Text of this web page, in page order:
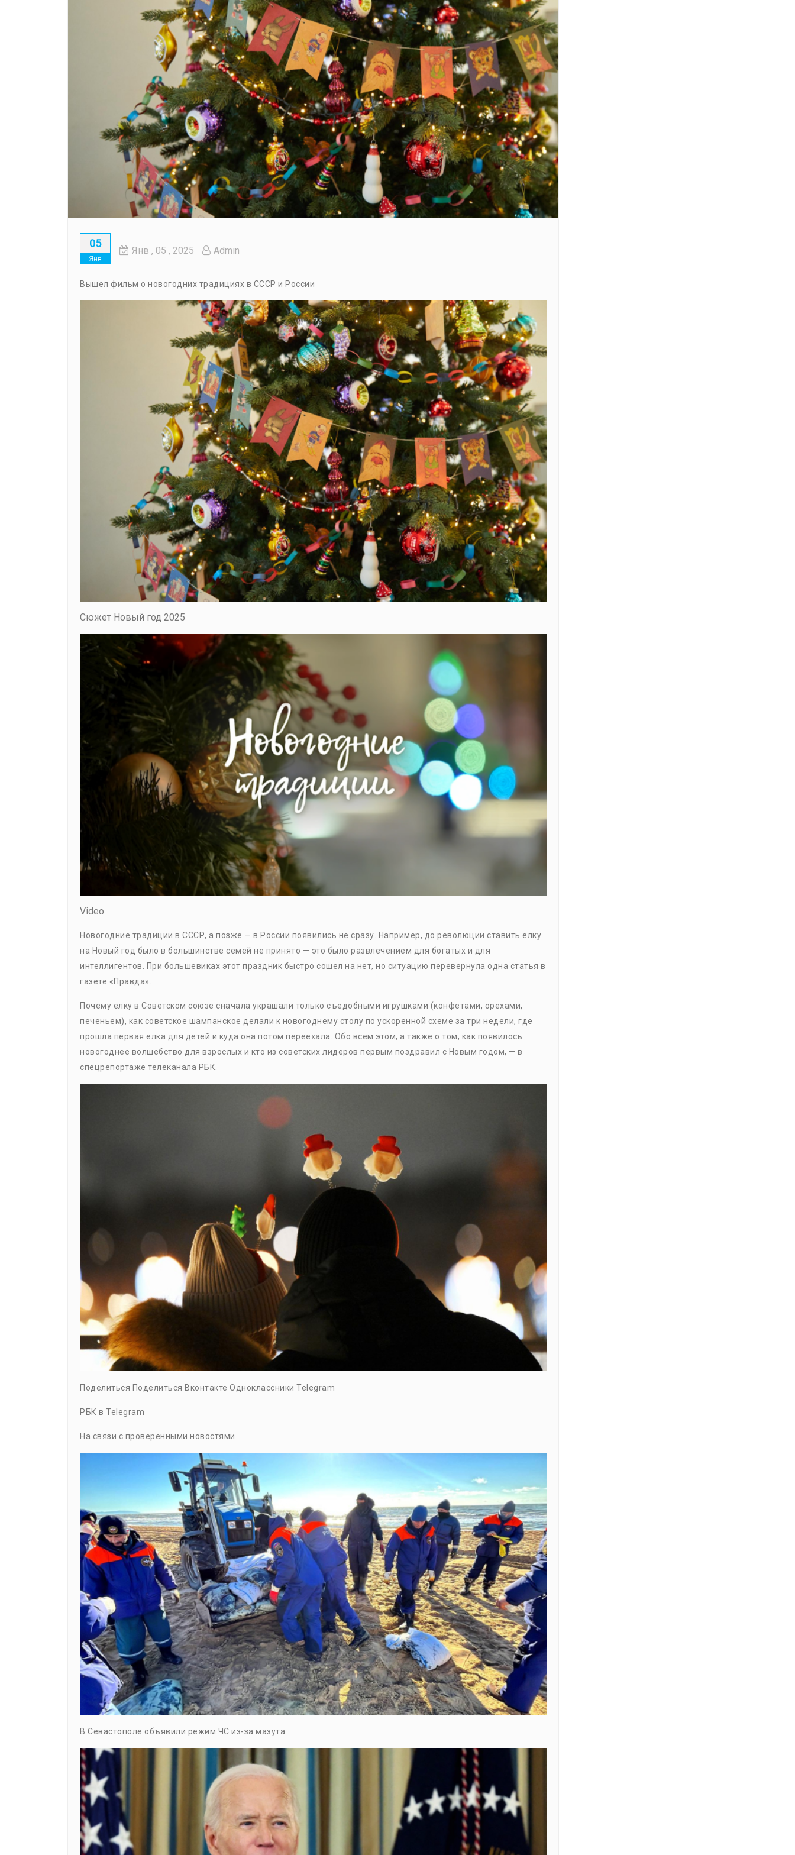
05
Янв
Янв , 05 , 2025 Admin
Вышел фильм о новогодних традициях в СССР и России
Сюжет Новый год 2025
Video
Новогодние традиции в СССР, а позже — в России появились не сразу. Например, до революции ставить елку
на Новый год было в большинстве семей не принято — это было развлечением для богатых и для
интеллигентов. При большевиках этот праздник быстро сошел на нет, но ситуацию перевернула одна статья в
газете «Правда».
Почему елку в Советском союзе сначала украшали только съедобными игрушками (конфетами, орехами,
печеньем), как советское шампанское делали к новогоднему столу по ускоренной схеме за три недели, где
прошла первая елка для детей и куда она потом переехала. Обо всем этом, а также о том, как появилось
новогоднее волшебство для взрослых и кто из советских лидеров первым поздравил с Новым годом, — в
спецрепортаже телеканала РБК.
Поделиться Поделиться Вконтакте Одноклассники Telegram
РБК в Telegram
На связи с проверенными новостями
В Севастополе объявили режим ЧС из-за мазута